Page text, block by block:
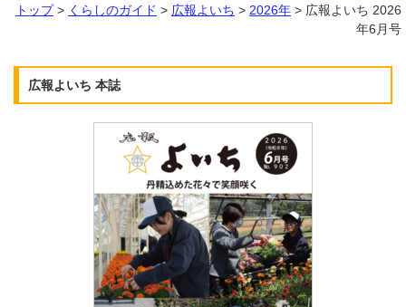
トップ> くらしのガイド > 広報よいち > 2026年 > 広報よいち 2026
年6月号
広報よいち 本誌